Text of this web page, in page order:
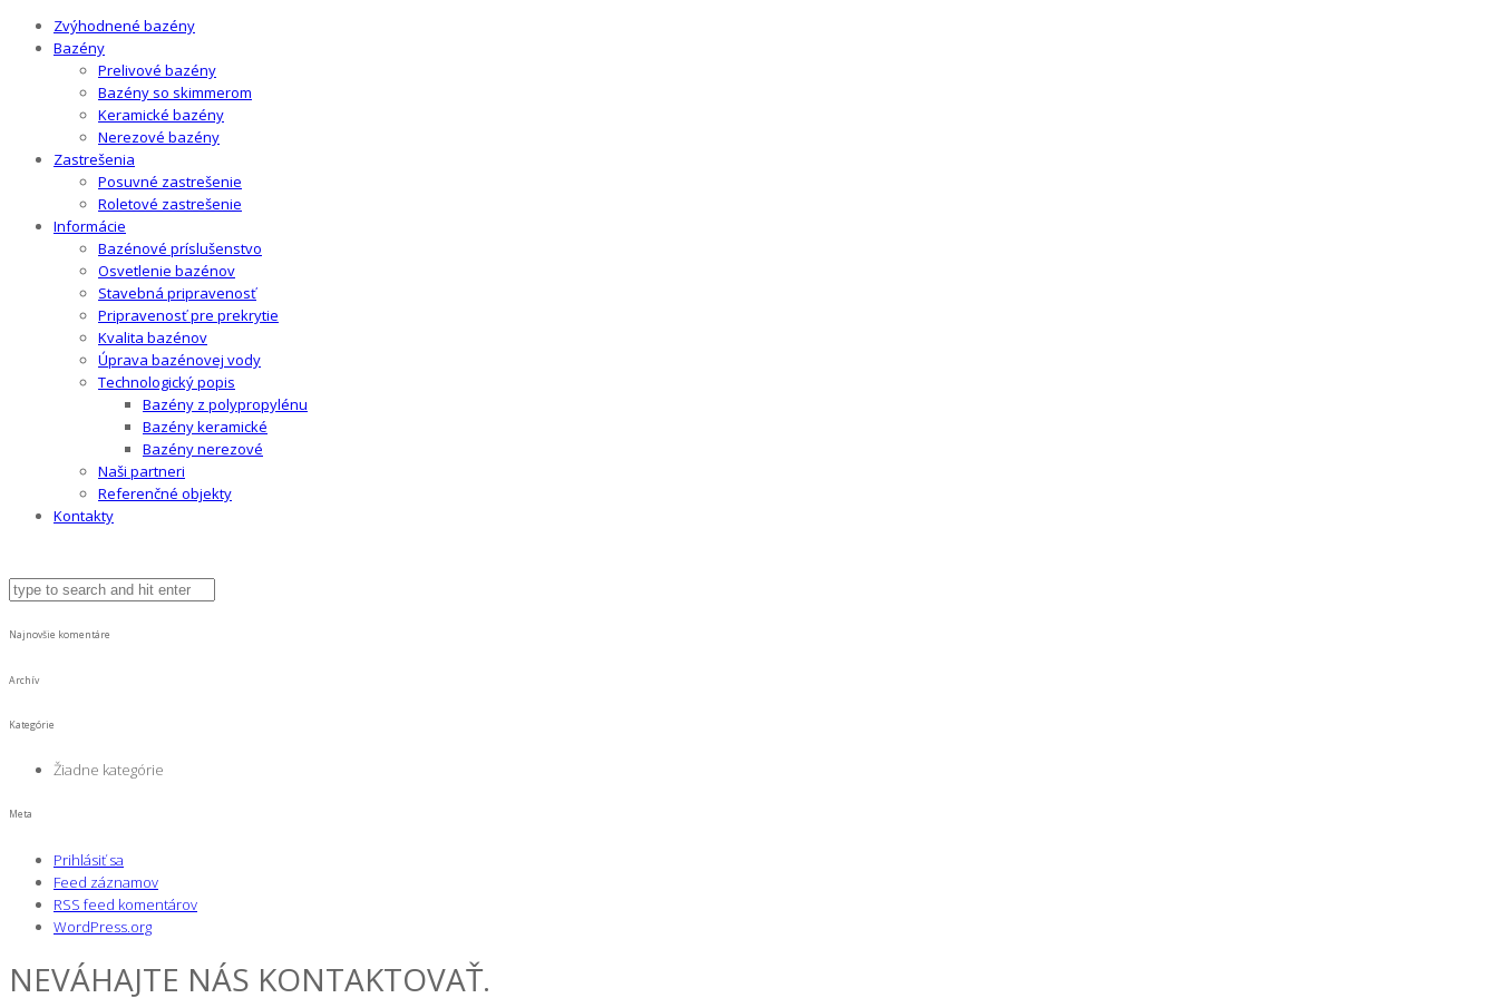
Zvýhodnené bazény
Bazény
Prelivové bazény
Bazény so skimmerom
Keramické bazény
Nerezové bazény
Zastrešenia
Posuvné zastrešenie
Roletové zastrešenie
Informácie
Bazénové príslušenstvo
Osvetlenie bazénov
Stavebná pripravenosť
Pripravenosť pre prekrytie
Kvalita bazénov
Úprava bazénovej vody
Technologický popis
Bazény z polypropylénu
Bazény keramické
Bazény nerezové
Naši partneri
Referenčné objekty
Kontakty
Najnovšie komentáre
Archív
Kategórie
Žiadne kategórie
Meta
Prihlásiť sa
Feed záznamov
RSS feed komentárov
WordPress.org
NEVÁHAJTE NÁS KONTAKTOVAŤ.